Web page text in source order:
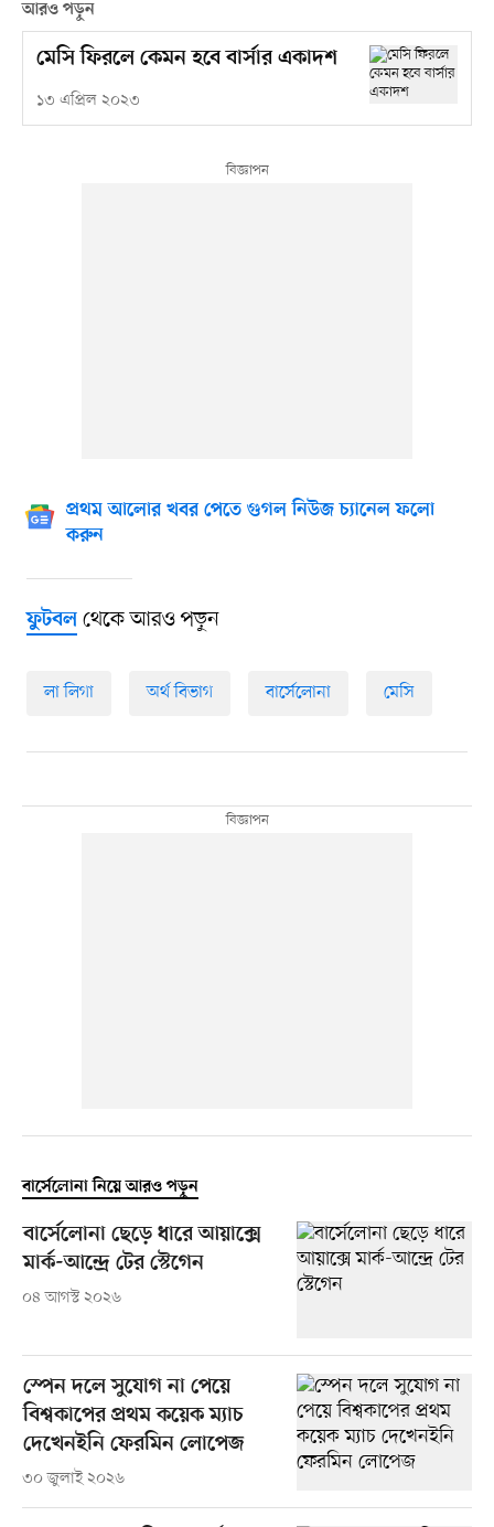
আরও পড়ুন
মেসি ফিরলে কেমন হবে বার্সার একাদশ
১৩ এপ্রিল ২০২৩
প্রথম আলোর খবর পেতে গুগল নিউজ চ্যানেল ফলো
করুন
ফুটবলথেকে আরও পড়ুন
লা লিগা অর্থ বিভাগ বার্সেলোনা মেসি
বার্সেলোনা নিয়ে আরও পড়ুন
বার্সেলোনা ছেড়ে ধারে আয়াক্সে
মার্ক-আন্দ্রে টের স্টেগেন
০৪ আগস্ট ২০২৬
স্পেন দলে সুযোগ না পেয়ে
বিশ্বকাপের প্রথম কয়েক ম্যাচ
দেখেনইনি ফেরমিন লোপেজ
৩০ জুলাই ২০২৬